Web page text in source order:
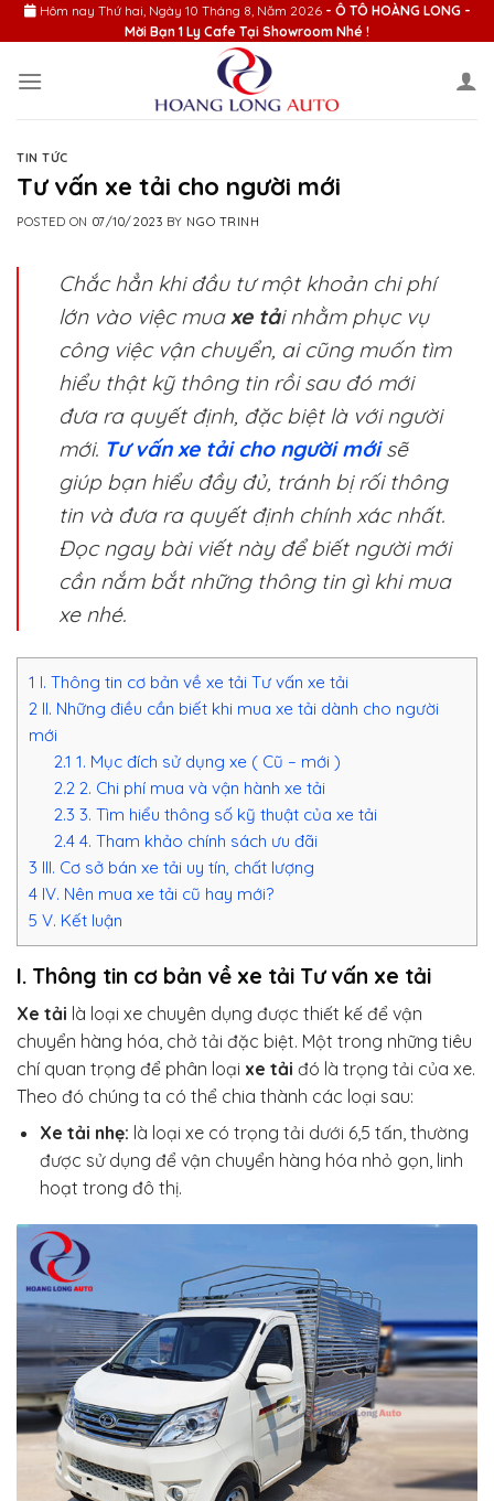
Skip
to
Hôm nay Thứ hai, Ngày 10 Tháng 8, Năm 2026 - Ô TÔ HOÀNG LONG -
Mời Bạn 1 Ly Cafe Tại Showroom Nhé !
TIN TỨC
Tư vấn xe tải cho người mới
POSTED ON 07/10/2023 BY NGO TRINH
Chắc hẳn khi đầu tư một khoản chi phí
lớn vào việc muaxe tải nhằm phục vụ
công việc vận chuyển, ai cũng muốn tìm
hiểu thật kỹ thông tin rồi sau đó mới
đưa ra quyết định, đặc biệt là với người
mới. Tư vấn xe tải cho người mớisẽ
giúp bạn hiểu đầy đủ, tránh bị rối thông
tin và đưa ra quyết định chính xác nhất.
Đọc ngay bài viết này để biết người mới
cần nắm bắt những thông tin gì khi mua
xe nhé.
1 I. Thông tin cơ bản về xe tải Tư vấn xe tải
2 II. Những điều cần biết khi mua xe tải dành cho người
mới
2.1 1. Mục đích sử dụng xe ( Cũ – mới )
2.2 2. Chi phí mua và vận hành xe tải
2.3 3. Tìm hiểu thông số kỹ thuật của xe tải
2.44. Tham khảo chính sách ưu đãi
3 III. Cơ sở bán xe tải uy tín, chất lượng
4 IV. Nên mua xe tải cũ hay mới?
5 V. Kết luận
I. Thông tin cơ bản về xe tải Tư vấn xe tải
Xe tải là loại xe chuyên dụng được thiết kế để vận
chuyển hàng hóa, chở tải đặc biệt. Một trong những tiêu
chí quan trọng để phân loại xe tải đó là trọng tải của xe.
Theo đó chúng ta có thể chia thành các loại sau:
Xe tải nhẹ: là loại xe có trọng tải dưới 6,5 tấn, thường
được sử dụng để vận chuyển hàng hóa nhỏ gọn, linh
hoạt trong đô thị.